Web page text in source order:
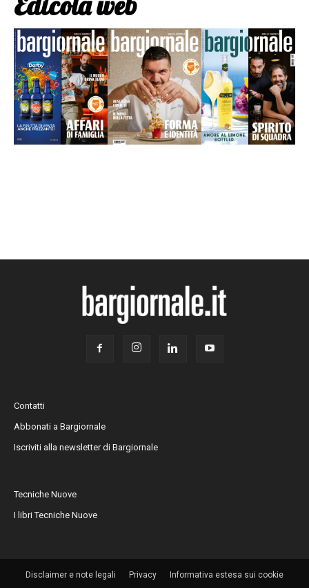
Contatti
Abbonati a Bargiornale
Iscriviti alla newsletter di Bargiornale
Tecniche Nuove
I libri Tecniche Nuove
Disclaimer e note legali Privacy Informativa estesa sui cookie